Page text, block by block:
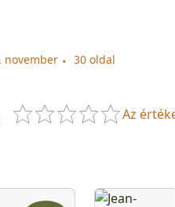
november
30 oldal
Az